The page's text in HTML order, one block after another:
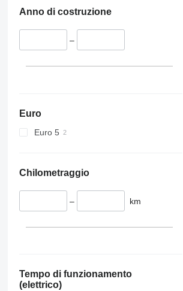
Anno di costruzione
–
Euro
Euro 5
Chilometraggio
– km
Tempo di funzionamento
(elettrico)